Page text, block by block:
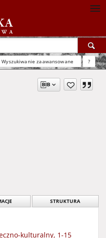
Wyszukiwanie zaawansowane ?
STRUKTURA
kulturalny, 1-15